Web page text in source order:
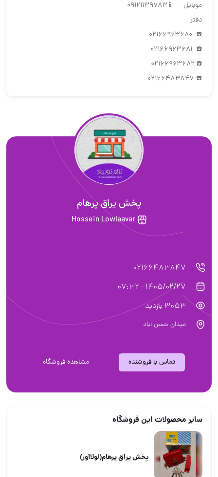
موبایل 📱۰۹۱۲۱۱۳۹۷۸۳
دفتر
☎️ ۰۲۱۶۶۹۶۳۶۸۰
☎️ ۰۲۱۶۶۹۶۳۶۸۱
☎️ ۰۲۱۶۶۹۶۳۶۸۲
☎️ ۰۲۱۶۶۴۸۳۸۴۷
پخش یراق پرهام
Hossein Lowlaavar
02166483847
1405/02/27 - 07:32
3053 بازدید
میدان حسن اباد
تماس با فروشنده مشاهده فروشگاه
سایر محصولات این فروشگاه
پخش یراق پرهام(لولاآور)